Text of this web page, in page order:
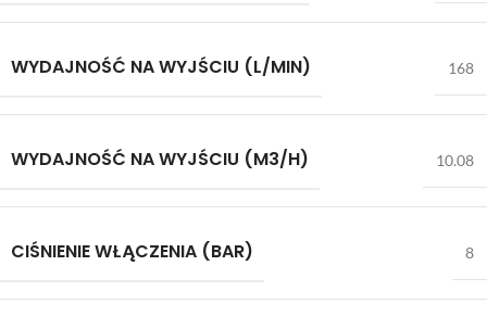
WYDAJNOŚĆ NA WYJŚCIU (L/MIN) 168
WYDAJNOŚĆ NA WYJŚCIU (M3/H) 10.08
CIŚNIENIE WŁĄCZENIA (BAR) 8